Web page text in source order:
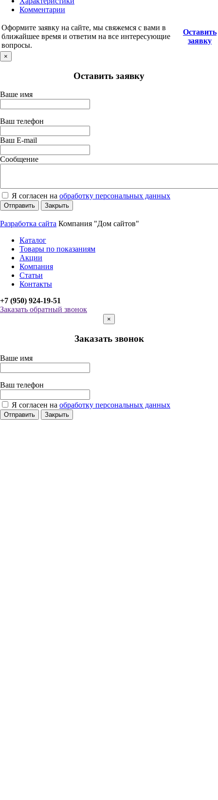
Комментарии
Оформите заявку на сайте, мы свяжемся с вами в
ближайшее время и ответим на все интересующие
вопросы.
Оставить
заявку
×
Оставить заявку
Ваше имя
Ваш телефон
Ваш E-mail
Сообщение
Я согласен на обработку персональных данных
Отправить Закрыть
Разработка сайта Компания "Дом сайтов"
Каталог
Товары по показаниям
Акции
Компания
Статьи
Контакты
+7 (950) 924-19-51
Заказать обратный звонок
×
Заказать звонок
Ваше имя
Ваш телефон
Я согласен на обработку персональных данных
Отправить Закрыть